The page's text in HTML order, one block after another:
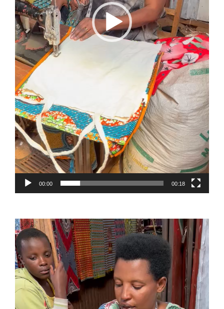
00:00 00:18
Reproductor
de
vídeo